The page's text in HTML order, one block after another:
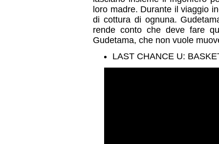
loro madre. Durante il viaggio
di cottura di ognuna.
rende conto che deve fare
Gudetama, che non vuole
LAST CHANCE U: